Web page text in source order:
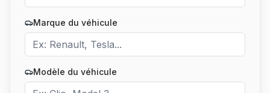
Marque du véhicule
Modèle du véhicule